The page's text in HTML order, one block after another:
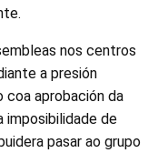
nos centros
a presión
coa aprobación da
imposibilidade de
pasar ao grupo